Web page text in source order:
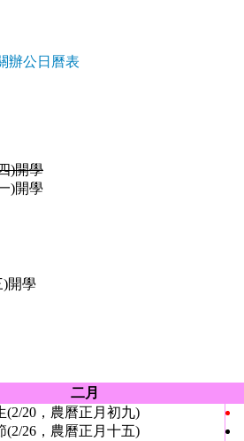
辦公日曆表
)開學
)開學
)開學
二月
(2/20，農曆正月初九)
(2/26，農曆正月十五)